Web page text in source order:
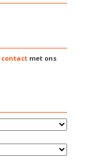
contact met ons